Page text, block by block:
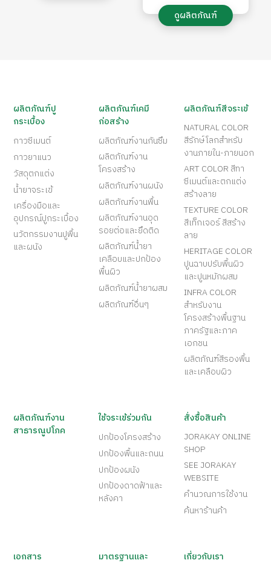
ดูผลิตภัณฑ์
ผลิตภัณฑ์ปู
กระเบื้อง
กาวซีเมนต์
กาวยาแนว
วัสดุตกแต่ง
น้ำยาจระเข้
เครื่องมือและ
อุปกรณ์ปูกระเบื้อง
นวัตกรรมงานปูพื้น
และผนัง
ผลิตภัณฑ์เคมี
ก่อสร้าง
ผลิตภัณฑ์งานกันซึม
ผลิตภัณฑ์งาน
โครงสร้าง
ผลิตภัณฑ์งานผนัง
ผลิตภัณฑ์งานพื้น
ผลิตภัณฑ์งานอุด
รอยต่อและยึดติด
ผลิตภัณฑ์น้ำยา
เคลือบและปกป้อง
พื้นผิว
ผลิตภัณฑ์น้ำยาผสม
ผลิตภัณฑ์อื่นๆ
ผลิตภัณฑ์สีจระเข้
NATURAL COLOR
สีรักษ์โลกสำหรับ
งานภายใน-ภายนอก
ART COLOR สีทา
ซีเมนต์และตกแต่ง
สร้างลาย
TEXTURE COLOR
สีเท็กเจอร์ สีสร้าง
ลาย
HERITAGE COLOR
ปูนฉาบปรับพื้นผิว
และปูนหมักผสม
INFRA COLOR
สำหรับงาน
โครงสร้างพื้นฐาน
ภาครัฐและภาค
เอกชน
ผลิตภัณฑ์สีรองพื้น
และเคลือบผิว
ผลิตภัณฑ์งาน
สาธารณูปโภค
ใช้จระเข้ร่วมกัน
ปกป้องโครงสร้าง
ปกป้องพื้นและถนน
ปกป้องผนัง
ปกป้องดาดฟ้าและ
หลังคา
สั่งซื้อสินค้า
JORAKAY ONLINE
SHOP
SEE JORAKAY
WEBSITE
คำนวณการใช้งาน
ค้นหาร้านค้า
เอกสาร
มาตรฐานและ
เกี่ยวกับเรา